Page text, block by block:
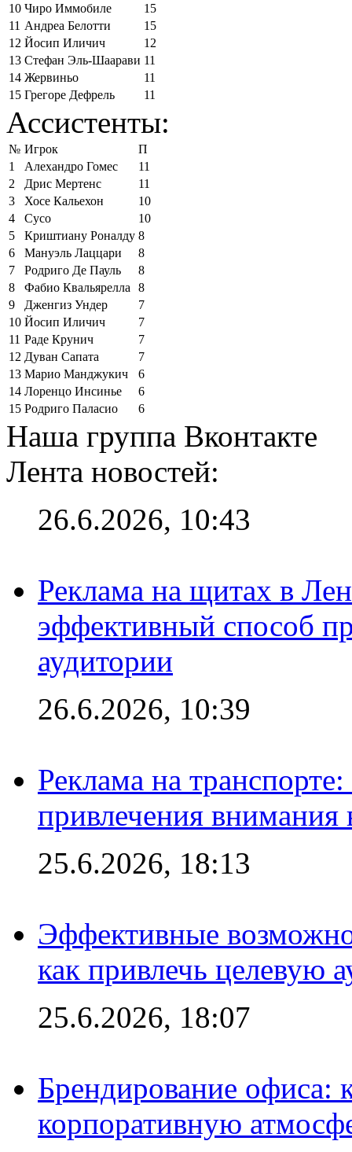
10 Чиро Иммобиле
15
11 Андреа Белотти
15
12 Йосип Иличич
12
13 Стефан Эль-Шаарави 11
14 Жервиньо
11
15 Грегоре Дефрель 11
Ассистенты:
№ Игрок
П
1
Алехандро Гомес
11
2
Дрис Мертенс
11
3
Хосе Кальехон
10
4
Сусо
10
5
Криштиану Роналду 8
6
Мануэль Лаццари
8
7
Родриго Де Пауль
8
8
Фабио Квальярелла
8
9
Дженгиз Ундер
7
10 Йосип Иличич
7
11 Раде Крунич
7
12 Дуван Сапата
7
13 Марио Манджукич
6
14 Лоренцо Инсинье
6
15 Родриго Паласио 6
Наша группа Вконтакте
Лента новостей:
26.6.2026, 10:43
Реклама на щитах в
эффективный способ
аудитории
26.6.2026, 10:39
Реклама на
привлечения внимания
25.6.2026, 18:13
Эффективные
как привлечь целевую
25.6.2026, 18:07
Брендирование офиса:
корпоративную